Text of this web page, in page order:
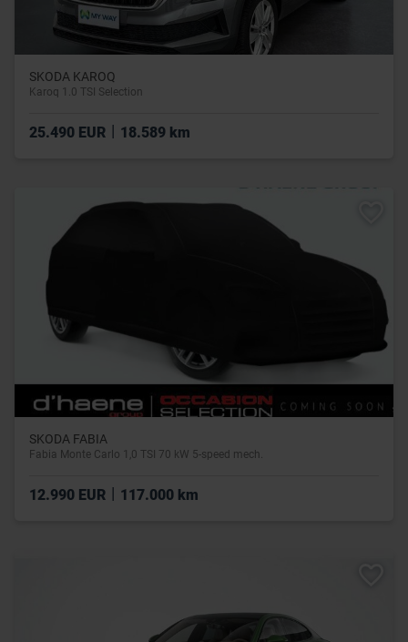
SKODA KAROQ
Karoq 1.0 TSI Selection
25.490 EUR 18.589 km
SKODA FABIA
Fabia Monte Carlo 1,0 TSI 70 kW 5-speed mech.
12.990 EUR | 117.000 km